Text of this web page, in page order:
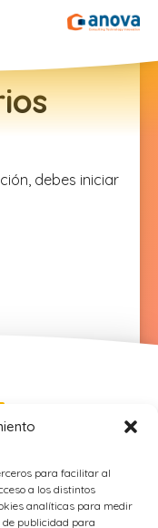
para facilitar al
a los distintos
analíticas para medir
de publicidad para
debes iniciar